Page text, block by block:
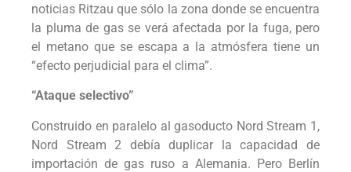
noticias Ritzau que sólo la zona donde se encuentra
la pluma de gas se verá afectada por la fuga, pero
el metano que se escapa a la atmósfera tiene un
“efecto perjudicial para el clima”.
“Ataque selectivo”
Construido en paralelo al gasoducto Nord Stream 1,
Nord Stream 2 debía duplicar la capacidad de
importación de gas ruso a Alemania. Pero Berlín